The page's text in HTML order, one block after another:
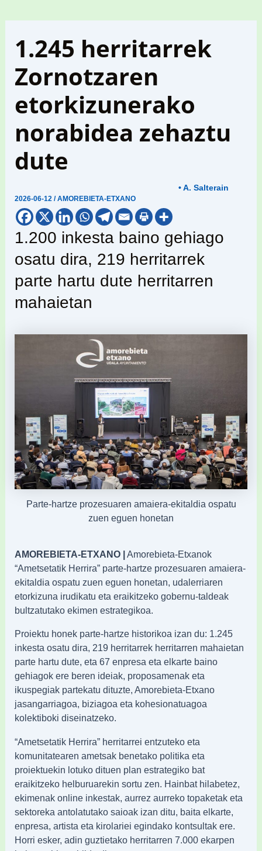
1.245 herritarrek
Zornotzaren
etorkizunerako
norabidea zehaztu
dute
2026-06-12/AMOREBIETA-ETXANO
• A. Salterain
1.200 inkesta baino gehiago
osatu dira, 219 herritarrek
parte hartu dute herritarren
mahaietan
Parte-hartze prozesuaren amaiera-ekitaldia ospatu
zuen eguen honetan
AMOREBIETA-ETXANO |Amorebieta-Etxanok
“Ametsetatik Herrira” parte-hartze prozesuaren amaiera-
ekitaldia ospatu zuen eguen honetan, udalerriaren
etorkizuna irudikatu eta eraikitzeko gobernu-taldeak
bultzatutako ekimen estrategikoa.
Proiektu honek parte-hartze historikoa izan du: 1.245
inkesta osatu dira, 219 herritarrek herritarren mahaietan
parte hartu dute, eta 67 enpresa eta elkarte baino
gehiagok ere beren ideiak, proposamenak eta
ikuspegiak partekatu dituzte, Amorebieta-Etxano
jasangarriagoa, biziagoa eta kohesionatuagoa
kolektiboki diseinatzeko.
“Ametsetatik Herrira” herritarrei entzuteko eta
komunitatearen ametsak benetako politika eta
proiektuekin lotuko dituen plan estrategiko bat
eraikitzeko helburuarekin sortu zen. Hainbat hilabetez,
ekimenak online inkestak, aurrez aurreko topaketak eta
sektoreka antolatutako saioak izan ditu, baita elkarte,
enpresa, artista eta kirolariei egindako kontsultak ere.
Horri esker, adin guztietako herritarren 7.000 ekarpen